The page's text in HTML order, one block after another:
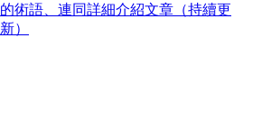
的術語、連同詳細介紹文章（持續更
新）